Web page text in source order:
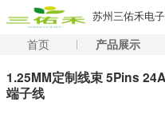
苏州三佑禾电
首页 产品展示
1.25MM定制线束 5Pins
端子线